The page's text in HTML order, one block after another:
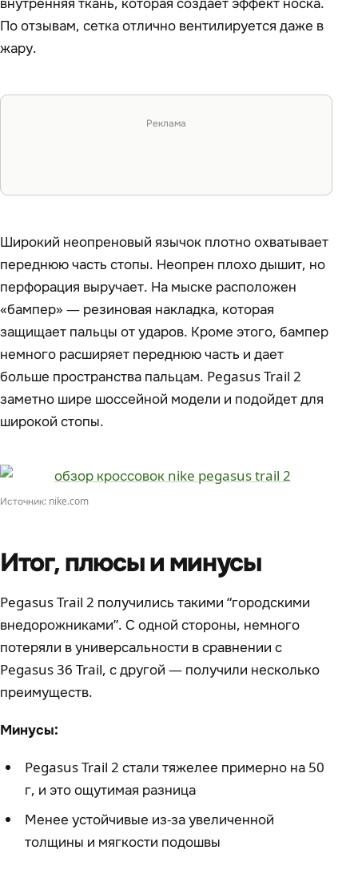
По отзывам, сетка отлично вентилируется даже в
жару.
Реклама
Широкий неопреновый язычок плотно охватывает
переднюю часть стопы. Неопрен плохо дышит, но
перфорация выручает. На мыске расположен
«бампер» — резиновая накладка, которая
защищает пальцы от ударов. Кроме этого, бампер
немного расширяет переднюю часть и дает
больше пространства пальцам. Pegasus Trail 2
заметно шире шоссейной модели и подойдет для
широкой стопы.
Источник: nike.com
Итог, плюсы и минусы
Pegasus Trail 2 получились такими “городскими
внедорожниками”. С одной стороны, немного
потеряли в универсальности в сравнении с
Pegasus 36 Trail, с другой — получили несколько
преимуществ.
Минусы:
Pegasus Trail 2 стали тяжелее примерно на 50
г, и это ощутимая разница
Менее устойчивые из-за увеличенной
толщины и мягкости подошвы